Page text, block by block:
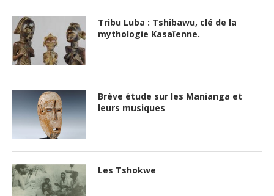
Tribu Luba : Tshibawu, clé de la
mythologie Kasaïenne.
Brève étude sur les Manianga et
leurs musiques
Les Tshokwe